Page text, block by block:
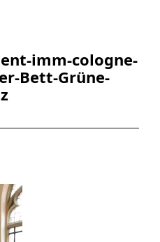
imm-cologne-
Bett-Grüne-